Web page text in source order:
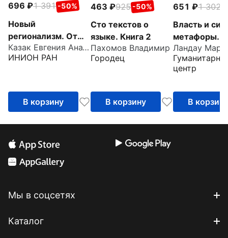
696 1 391 -50%
Новый
регионализм. От
традиционных
форм диалектов к
Казак Евгения Анатольевна
ИНИОН РАН
В корзину
463 925 -50%
Сто текстов о
языке. Книга 2
Пахомов Владимир
Городец
В корзину
651 1 302
Власть и
метафоры.
влияние на
социальную
Ландау
центр
В корзину
Мы в соцсетях
Каталог